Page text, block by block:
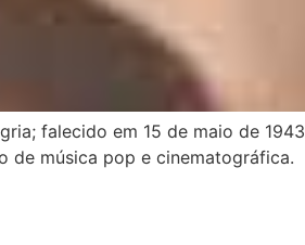
falecido em 15 de maio de 1943
de música pop e cinematográfica.